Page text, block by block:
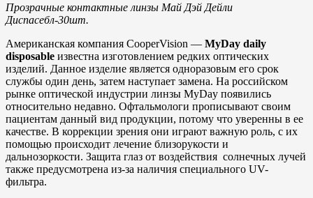
Прозрачные контактные линзы Май Дэй Дейли
Диспасебл-30шт.
Американская компания CooperVision — MyDay daily
disposable известна изготовлением редких оптических
изделий. Данное изделие является одноразовым его срок
службы один день, затем наступает замена. На российском
рынке оптической индустрии линзы MyDay появились
относительно недавно. Офтальмологи прописывают своим
пациентам данный вид продукции, потому что уверенны в ее
качестве. В коррекции зрения они играют важную роль, с их
помощью происходит лечение близорукости и
дальнозоркости. Защита глаз от воздействия солнечных лучей
также предусмотрена из-за наличия специального UV-
фильтра.